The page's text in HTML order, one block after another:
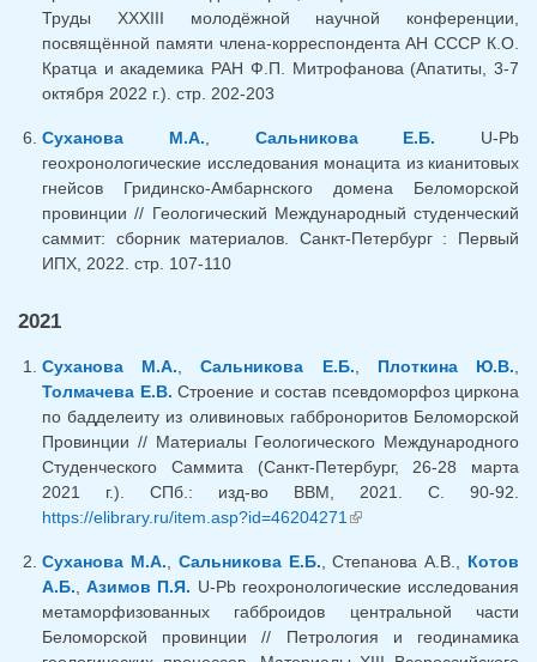
Труды XXXIII молодёжной научной конференции,
посвящённой памяти члена-корреспондента АН СССР К.О.
Кратца и академика РАН Ф.П. Митрофанова (Апатиты, 3-7
октября 2022 г.). стр. 202-203
Суханова М.А., Сальникова Е.Б. U-Pb
геохронологические исследования монацита из кианитовых
гнейсов Гридинско-Амбарнского домена Беломорской
провинции // Геологический Международный студенческий
саммит: сборник материалов. Санкт-Петербург : Первый
ИПХ, 2022. стр. 107-110
2021
Суханова М.А. ,Сальникова Е.Б. Плоткина Ю.В.
Толмачева Е.В. Строение и состав псевдоморфоз циркона
по бадделеиту из оливиновых габброноритов Беломорской
Провинции // Материалы Геологического Международного
Студенческого Саммита (Санкт-Петербург, 26-28 марта
2021 г.). СПб.: изд-во ВВМ, 2021. С. 90-92.
https://elibrary.ru/item.asp?id=46204271 (link is external)
Суханова М.А. Сальникова Е.Б. , Степанова А.В., Котов
А.Б. ,Азимов П.Я. U-Pb геохронологические исследования
метаморфизованных габброидов центральной части
Беломорской провинции // Петрология и геодинамика